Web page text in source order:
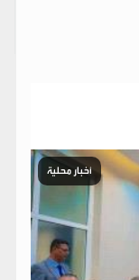
أخبار محلية